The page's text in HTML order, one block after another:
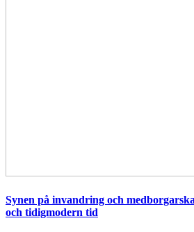
Synen på invandring och
och tidigmodern tid